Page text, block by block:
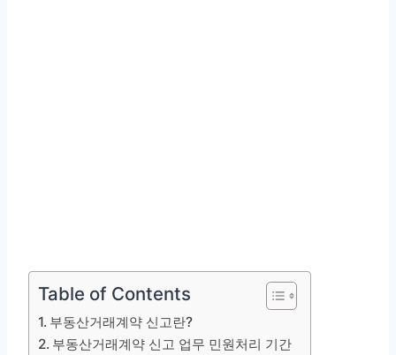
Table of Contents
부동산거래계약 신고란?
부동산거래계약 신고 업무 민원처리 기간